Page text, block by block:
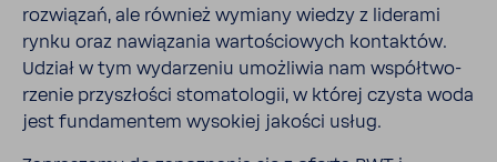
rozwiązań, ale również wymiany wiedzy z lide­rami
rynku oraz nawią­zania warto­ścio­wych kontaktów.
Udział w tym wyda­rzeniu umoż­liwia nam współ­two­
rzenie przy­szłości stoma­to­logii, w której czysta woda
jest funda­mentem wyso­kiej jakości usług.